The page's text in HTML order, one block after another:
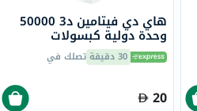
هاي دي فيتامين د3 50000
وحدة دولية كبسولات
جيلاتينية ناعمة 8 كبسولات
30 دقيقة تصلك في
20